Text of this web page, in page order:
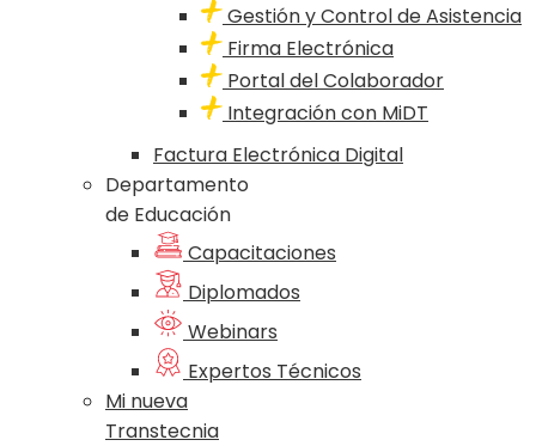
Gestión y Control de Asistencia
Firma Electrónica
Portal del Colaborador
Integración con MiDT
Factura Electrónica Digital
Departamento
de Educación
Capacitaciones
Diplomados
Webinars
Expertos Técnicos
Mi nueva
Transtecnia